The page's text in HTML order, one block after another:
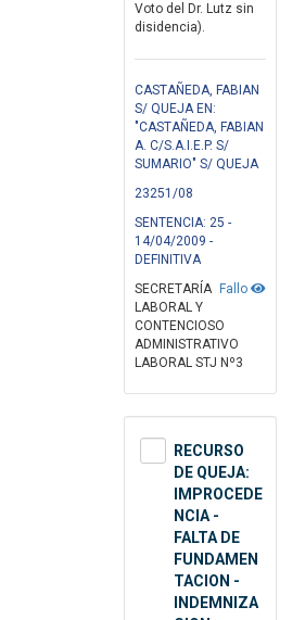
Voto del Dr. Lutz sin
disidencia).
CASTAÑEDA, FABIAN
S/ QUEJA EN:
"CASTAÑEDA, FABIAN
A. C/S.A.I.E.P. S/
SUMARIO" S/ QUEJA
23251/08
SENTENCIA: 25 -
14/04/2009 -
DEFINITIVA
Fallo
SECRETARÍA
LABORAL Y
CONTENCIOSO
ADMINISTRATIVO
LABORAL STJ Nº3
RECURSO
DE QUEJA:
IMPROCEDE
NCIA -
FALTA DE
FUNDAMEN
TACION -
INDEMNIZA